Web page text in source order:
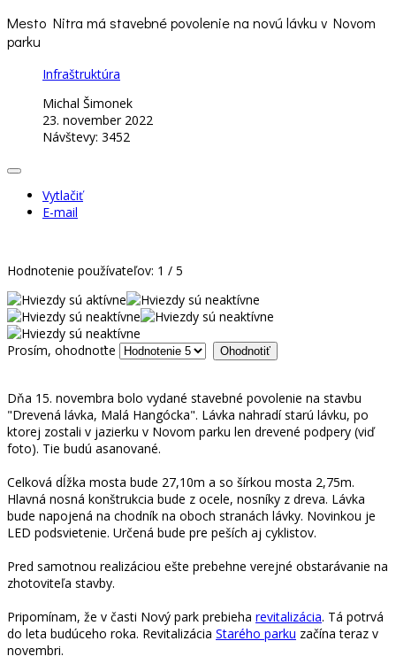
Mesto Nitra má stavebné povolenie na novú lávku v Novom
parku
Infraštruktúra
Michal Šimonek
23. november 2022
Návštevy: 3452
Vytlačiť
E-mail
Hodnotenie používateľov: 1 / 5
Prosím, ohodnoťte
Dňa 15. novembra bolo vydané stavebné povolenie na stavbu
"Drevená lávka, Malá Hangócka". Lávka nahradí starú lávku, po
ktorej zostali v jazierku v Novom parku len drevené podpery (viď
foto). Tie budú asanované.
Celková dĺžka mosta bude 27,10m a so šírkou mosta 2,75m.
Hlavná nosná konštrukcia bude z ocele, nosníky z dreva. Lávka
bude napojená na chodník na oboch stranách lávky. Novinkou je
LED podsvietenie. Určená bude pre peších aj cyklistov.
Pred samotnou realizáciou ešte prebehne verejné obstarávanie na
zhotoviteľa stavby.
Pripomínam, že v časti Nový park prebieha revitalizácia. Tá potrvá
do leta budúceho roka. Revitalizácia Starého parku začína teraz v
novembri.